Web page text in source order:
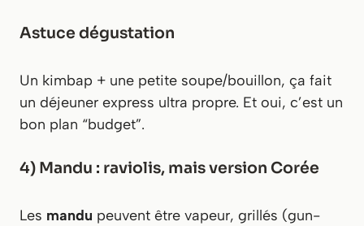
Astuce dégustation
Un kimbap + une petite soupe/bouillon, ça fait
un déjeuner express ultra propre. Et oui, c’est un
bon plan “budget”.
4) Mandu : raviolis, mais version Corée
Les mandu peuvent être vapeur, grillés (gun-